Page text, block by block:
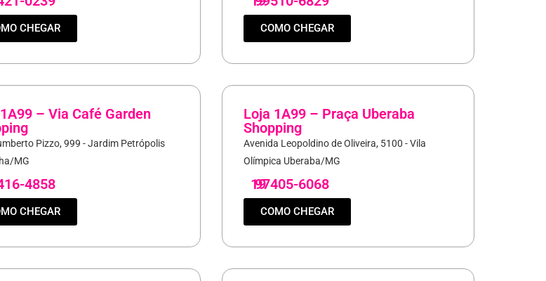
CHEGAR COMO CHEGAR
– Via Café Garden
Pizzo, 999 - Jardim Petrópolis
MG
4858
CHEGAR
Loja 1A99 – Praça Uberaba
Shopping
Avenida Leopoldino de Oliveira, 5100 - Vila
Olímpica Uberaba/MG
19
97405-6068
COMO CHEGAR